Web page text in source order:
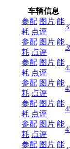
车辆信息
参配 图片 能
耗 点评
参配 图片 能
耗 点评
参配 图片 能
耗 点评
参配 图片 能
耗 点评
参配 图片 能
耗 点评
参配 图片 能
耗 点评
参配 图片 能